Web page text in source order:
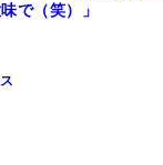
で（笑）」